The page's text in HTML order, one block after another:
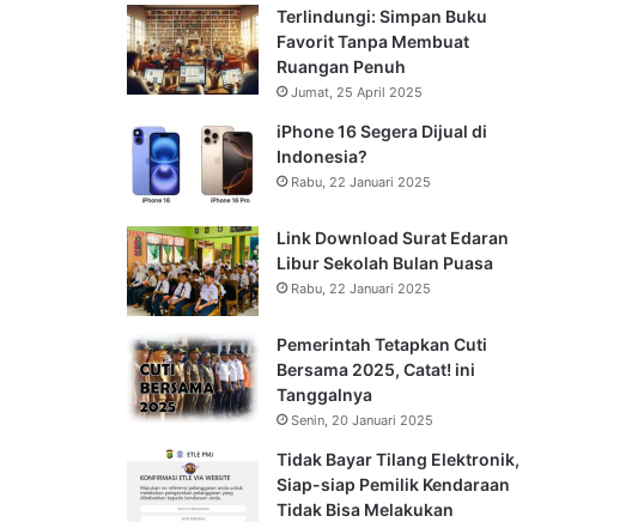
Terlindungi: Simpan Buku
Favorit Tanpa Membuat
Ruangan Penuh
Jumat, 25 April 2025
iPhone 16 Segera Dijual di
Indonesia?
Rabu, 22 Januari 2025
Link Download Surat Edaran
Libur Sekolah Bulan Puasa
Rabu, 22 Januari 2025
Pemerintah Tetapkan Cuti
Bersama 2025, Catat! ini
Tanggalnya
Senin, 20 Januari 2025
Tidak Bayar Tilang Elektronik,
Siap-siap Pemilik Kendaraan
Tidak Bisa Melakukan